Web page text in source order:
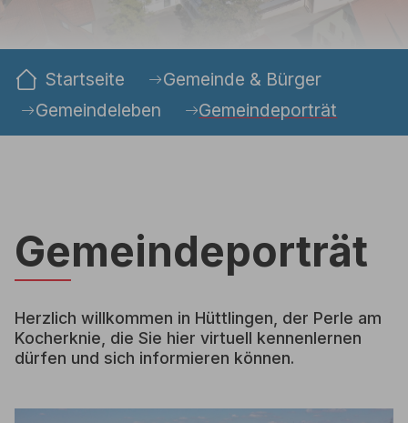
Startseite
Gemeinde & Bürger
Gemeindeleben
Gemeindeporträt
Gemeindeporträt
Herzlich willkommen in Hüttlingen, der Perle am
Kocherknie, die Sie hier virtuell kennenlernen
dürfen und sich informieren können.